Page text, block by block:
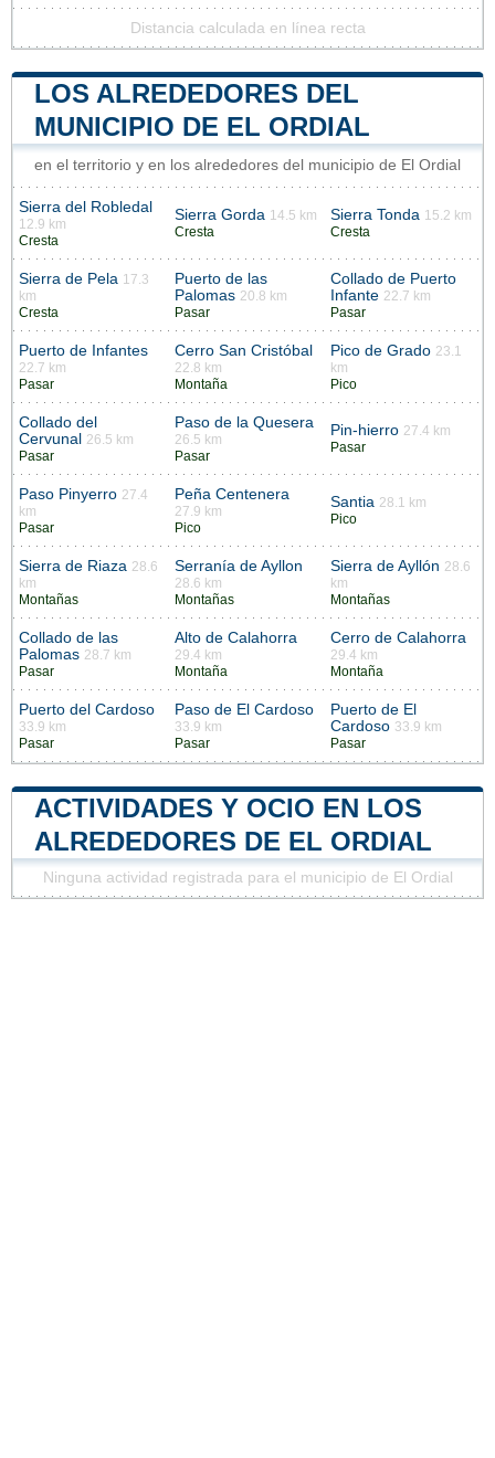
Distancia calculada en línea recta
LOS ALREDEDORES DEL
MUNICIPIO DE EL ORDIAL
en el territorio y en los alrededores del municipio de El Ordial
Sierra del Robledal
12.9 km
Cresta
Sierra Gorda 14.5 km
Cresta
Sierra Tonda 15.2 km
Cresta
Sierra de Pela 17.3
km
Cresta
Puerto de las
Palomas 20.8 km
Pasar
Collado de Puerto
Infante 22.7 km
Pasar
Puerto de Infantes
22.7 km
Pasar
Cerro San Cristóbal
22.8 km
Montaña
Pico de Grado 23.1
km
Pico
Collado del
Cervunal
26.5 km
Pasar
Paso de la Quesera
26.5 km
Pasar
Pin-hierro 27.4 km
Pasar
Paso Pinyerro 27.4
km
Pasar
Peña Centenera
27.9 km
Pico
Santia 28.1 km
Pico
Sierra de Riaza 28.6
km
Montañas
Serranía de Ayllon
28.6 km
Montañas
Sierra de Ayllón 28.6
km
Montañas
Collado de las
Palomas 28.7 km
Pasar
Alto de Calahorra
29.4 km
Montaña
Cerro de Calahorra
29.4 km
Montaña
Puerto del Cardoso
33.9 km
Pasar
Paso de El Cardoso
33.9 km
Pasar
Puerto de El
Cardoso 33.9 km
Pasar
ACTIVIDADES Y OCIO EN LOS
ALREDEDORES DE EL ORDIAL
Ninguna actividad registrada para el municipio de El Ordial